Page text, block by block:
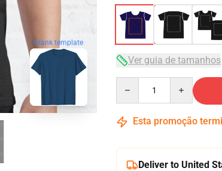
blank template
Ver guia de tamanhos
Esta promoção
Deliver to United